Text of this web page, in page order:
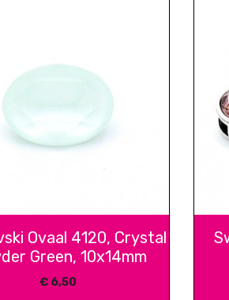
Ovaal 4120, Crystal
Green, 10x14mm
€ 6,50